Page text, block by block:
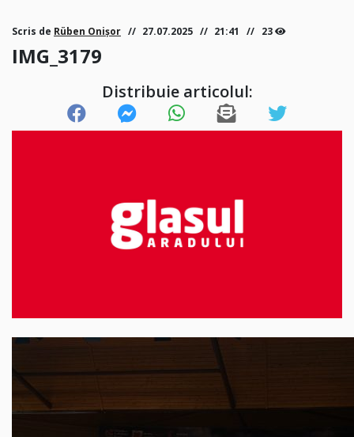
Scris de Rüben Onișor 27.07.2025 21:41 23
IMG_3179
Distribuie articolul: